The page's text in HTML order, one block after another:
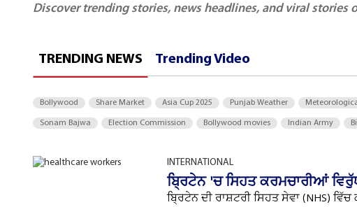
Discover trending stories, news headlines, and viral stories
TRENDING NEWS Trending Video
Bollywood Share Market Asia Cup 2025 Punjab Weather
Sonam Bajwa Election Commission Bollywood movies Indian Army
INTERNATIONAL
ਬ੍ਰਿਟੇਨ 'ਚ ਸਿਹਤ ਕਰਮਚਾਰੀਆਂ
ਬ੍ਰਿਟੇਨ ਦੀ ਰਾਸ਼ਟਰੀ ਸਿਹਤ ਸੇਵਾ (NHS)